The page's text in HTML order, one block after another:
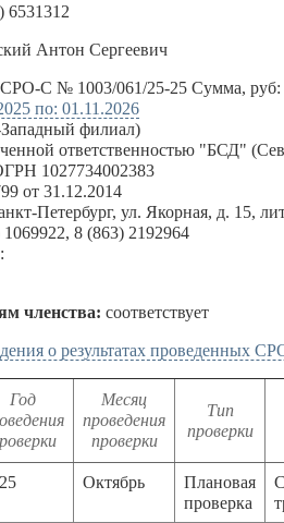
6531312
Антон Сергеевич
С № 1003/061/25-25 Сумма, руб:
по: 01.11.2026
филиал)
ответственностью "БСД"
1027734002383
от 31.12.2014
Петербург, ул. Якорная, д. 15,
8 (863) 2192964
членства: соответствует
о результатах проведенных
Год
Месяц
проведения
проверки
Тип
проверки
Октябрь
Плановая
проверка